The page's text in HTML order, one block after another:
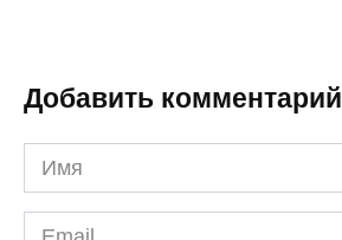
Добавить комментарий
Имя
*
Email